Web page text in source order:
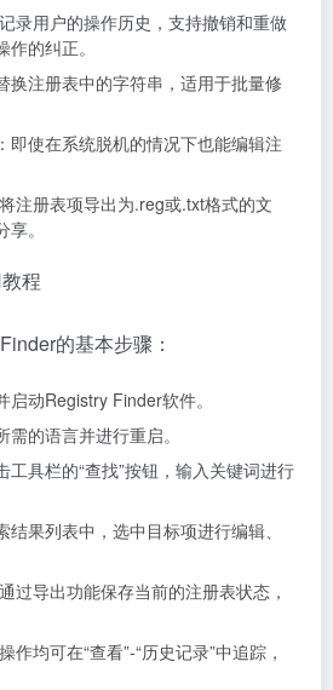
录用户的操作历史，支持撤销和重做
的纠正。
换注册表中的字符串，适用于批量修
即使在系统脱机的情况下也能编辑注
注册表项导出为.reg或.txt格式的文
。
程
的基本步骤：
启动Registry Finder软件。
的语言并进行重启。
工具栏的“查找”按钮，输入关键词进行
果列表中，选中目标项进行编辑、
过导出功能保存当前的注册表状态，
作均可在“查看”-“历史记录”中追踪，